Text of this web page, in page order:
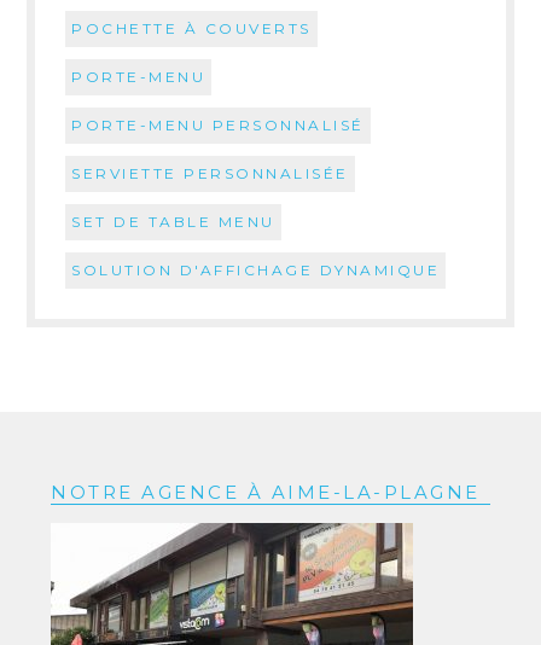
POCHETTE À COUVERTS
PORTE-MENU
PORTE-MENU PERSONNALISÉ
SERVIETTE PERSONNALISÉE
SET DE TABLE MENU
SOLUTION D'AFFICHAGE DYNAMIQUE
NOTRE AGENCE À AIME-LA-PLAGNE